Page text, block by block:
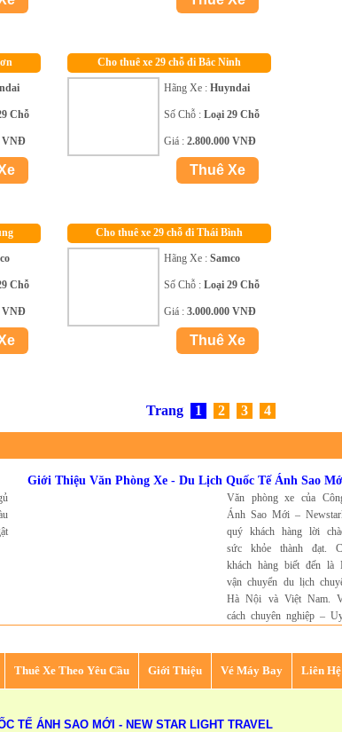
Chỗ
VNĐ
Cho thuê xe 29 chỗ đi Bắc Ninh
Hãng Xe : Huyndai
Số Chỗ : Loại 29 Chỗ
Giá : 2.800.000 VNĐ
Chỗ
VNĐ
Cho thuê xe 29 chỗ đi Thái Bình
Hãng Xe : Samco
Số Chỗ : Loại 29 Chỗ
Giá : 3.000.000 VNĐ
Trang 1 2 3 4
Giới Thiệu Văn Phòng Xe - Du Lịch Quốc Tế Ánh Sao
Văn phòng xe của
Ánh Sao Mới –
quý khách hàng lời
sức khỏe thành đạt.
khách hàng biết đến là
vận chuyển du lịch
Hà Nội và Việt Nam.
cách chuyên nghiệp –
Thuê Xe Theo Yêu Cầu Giới Thiệu Vé Máy Bay Liên Hệ
TẾ ÁNH SAO MỚI - NEW STAR LIGHT TRAVEL